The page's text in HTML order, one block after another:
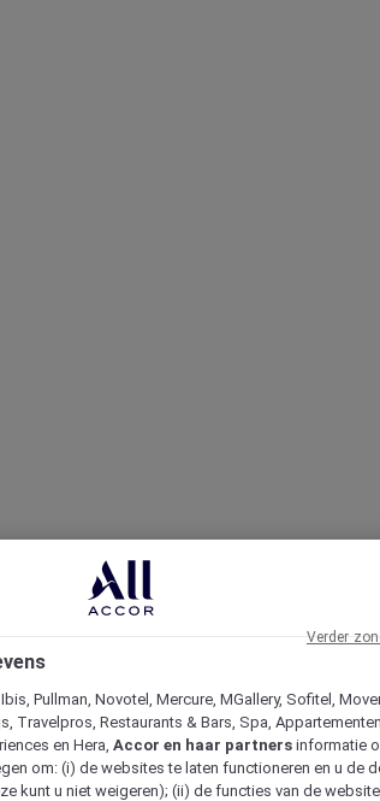
Pullman, Novotel, Mercure, MGallery, Sofitel,
Travelpros, Restaurants & Bars, Spa,
en Hera, Accor en haar partners informatie
om: (i) de websites te laten functioneren en u de
kunt u niet weigeren); (ii) de functies van de
Verder